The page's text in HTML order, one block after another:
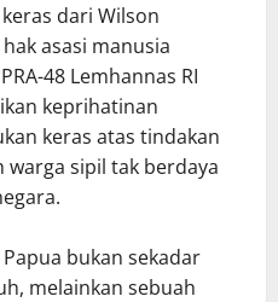
dari Wilson
asasi manusia
48 Lemhannas RI
keprihatinan
keras atas tindakan
sipil tak berdaya
bukan sekadar
melainkan sebuah